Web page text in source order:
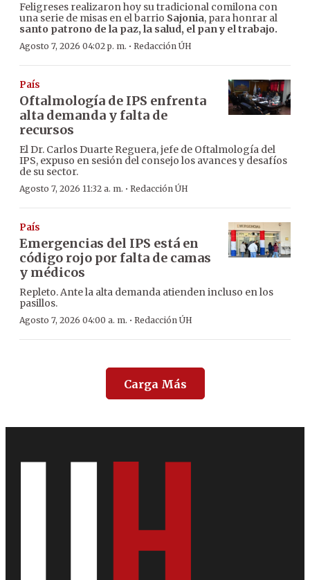
Feligreses realizaron hoy su tradicional comilona con
una serie de misas en el barrio Sajonia, para honrar al
santo patrono de la paz, la salud, el pan y el trabajo.
Agosto 7, 2026 04:02 p. m. · Redacción ÚH
País
Oftalmología de IPS enfrenta
alta demanda y falta de
recursos
El Dr. Carlos Duarte Reguera, jefe de Oftalmología del
IPS, expuso en sesión del consejo los avances y desafíos
de su sector.
Agosto 7, 2026 11:32 a. m. · Redacción ÚH
País
Emergencias del IPS está en
código rojo por falta de camas
y médicos
Repleto. Ante la alta demanda atienden incluso en los
pasillos.
Agosto 7, 2026 04:00 a. m. · Redacción ÚH
Carga Más